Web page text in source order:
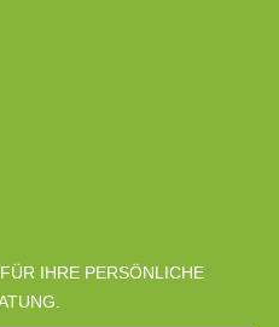
IHRE PERSÖNLICHE